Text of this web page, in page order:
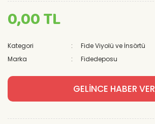
0,00 TL
Kategori
Fide Viyolü ve İnsörtü
Marka
Fidedeposu
GELİNCE HABER VER